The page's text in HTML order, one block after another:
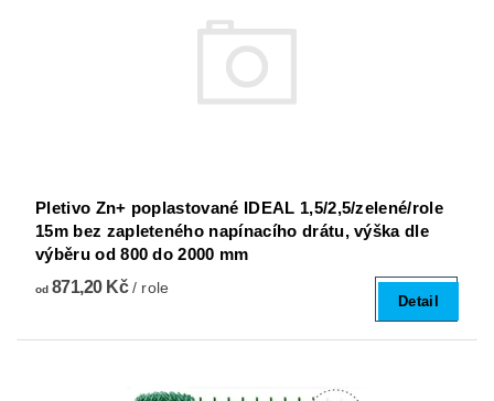
Pletivo Zn+ poplastované IDEAL 1,5/2,5/zelené/role
15m bez zapleteného napínacího drátu, výška dle
výběru od 800 do 2000 mm
od871,20 Kč/ role
Detail